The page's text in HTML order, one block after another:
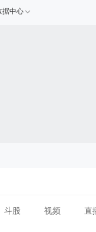
据中心
斗股 视频 直